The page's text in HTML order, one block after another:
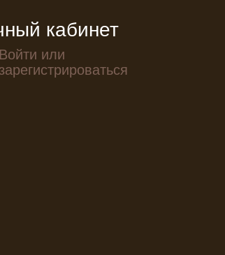
кабинет
Войти или
зарегистрироваться